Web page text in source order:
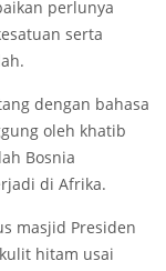
perlunya
serta
dengan bahasa
oleh khatib
Bosnia
di Afrika.
masjid Presiden
hitam usai